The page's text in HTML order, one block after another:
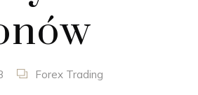
Forex Trading